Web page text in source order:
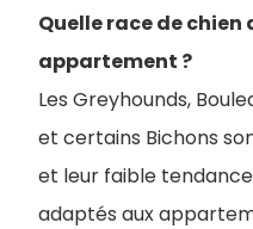
Quelle race de chien
appartement ?
Les Greyhounds,
et certains Bichons
et leur faible
adaptés aux